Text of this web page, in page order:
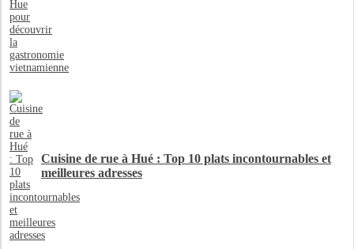
Cuisine de rue à Hué : Top 10 plats incontournables et
meilleures adresses